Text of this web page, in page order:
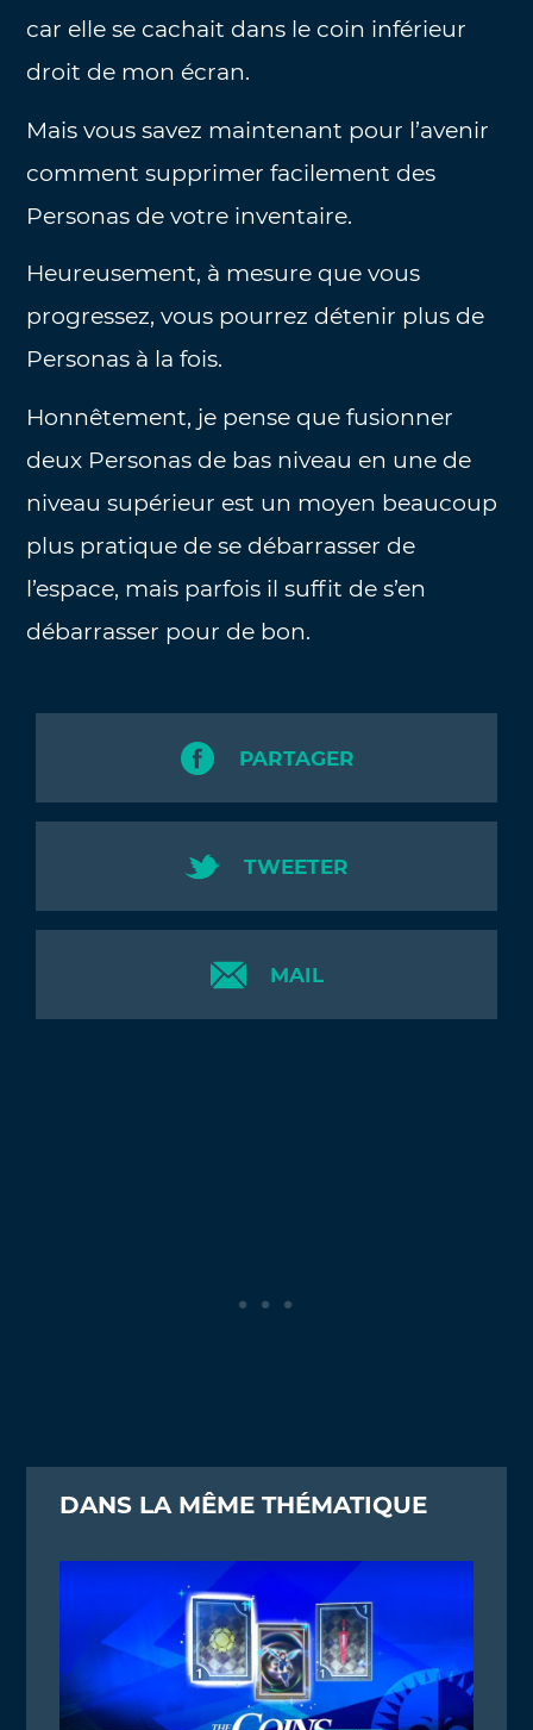
car elle se cachait dans le coin inférieur
droit de mon écran.
Mais vous savez maintenant pour l’avenir
comment supprimer facilement des
Personas de votre inventaire.
Heureusement, à mesure que vous
progressez, vous pourrez détenir plus de
Personas à la fois.
Honnêtement, je pense que fusionner
deux Personas de bas niveau en une de
niveau supérieur est un moyen beaucoup
plus pratique de se débarrasser de
l’espace, mais parfois il suffit de s’en
débarrasser pour de bon.
PARTAGER
TWEETER
MAIL
DANS LA MÊME THÉMATIQUE